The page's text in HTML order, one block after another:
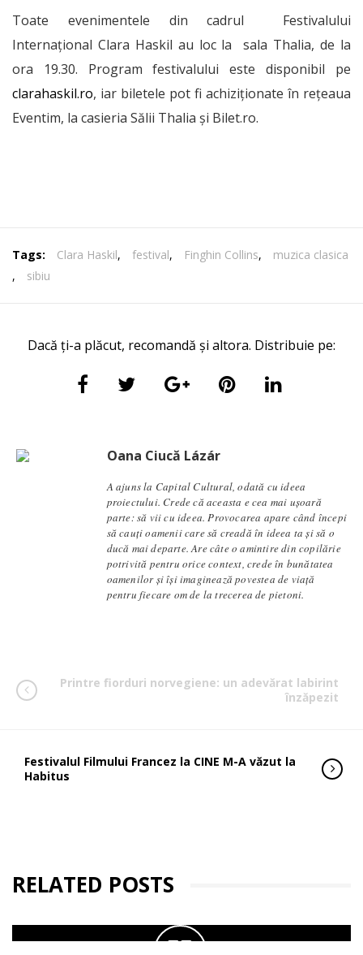
Toate evenimentele din cadrul Festivalului
Internațional Clara Haskil au loc la sala Thalia, de la
ora 19.30. Program festivalului este disponibil pe
clarahaskil.ro, iar biletele pot fi achiziționate în rețeaua
Eventim, la casieria Sălii Thalia și Bilet.ro.
Tags: Clara Haskil, festival, Finghin Collins,
muzica clasica
,
sibiu
Dacă ți-a plăcut, recomandă și altora. Distribuie pe:
Oana Ciucă Lázár
A ajuns la Capital Cultural, odată cu ideea
proiectului. Crede că aceasta e cea mai ușoară
parte: să vii cu ideea. Provocarea apare când începi
să cauți oamenii care să creadă în ideea ta și să o
ducă mai departe. Are câte o amintire din copilărie
potrivită pentru orice context, crede în bunătatea
oamenilor și își imaginează povestea de viață
pentru fiecare om de la trecerea de pietoni.
Printre fiorduri norvegiene: un adevărat labirint
înzăpezit
Festivalul Filmului Francez la CINE M-A văzut la
Habitus
RELATED POSTS